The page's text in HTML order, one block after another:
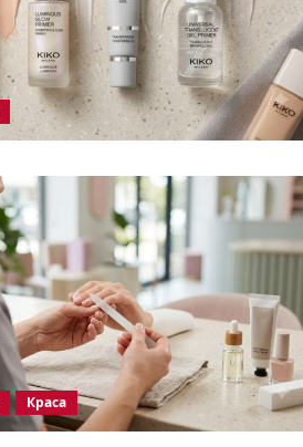
Краса